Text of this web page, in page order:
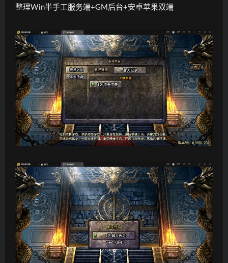
整理Win半手工服务端+GM后台+安卓苹果双端